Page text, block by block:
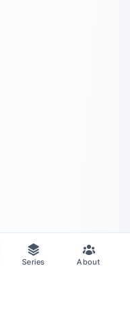
Series
About